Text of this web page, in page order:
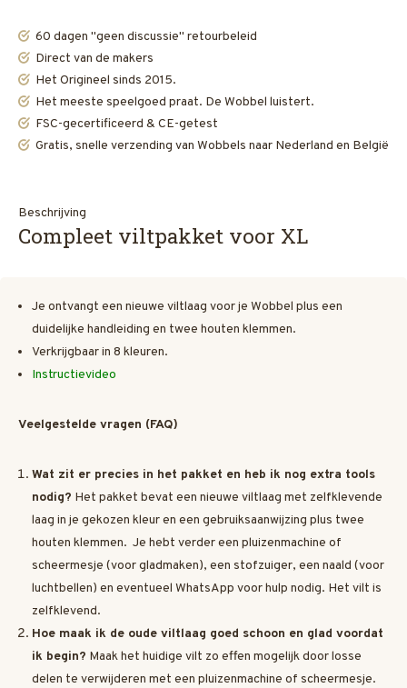
60 dagen "geen discussie" retourbeleid
Direct van de makers
Het Origineel sinds 2015.
Het meeste speelgoed praat. De Wobbel luistert.
FSC-gecertificeerd & CE-getest
Gratis, snelle verzending van Wobbels naar Nederland en België
Beschrijving
Compleet viltpakket voor XL
Je ontvangt een nieuwe viltlaag voor je Wobbel plus een
duidelijke handleiding en twee houten klemmen.
Verkrijgbaar in 8 kleuren.
Instructievideo
Veelgestelde vragen (FAQ)
Wat zit er precies in het pakket en heb ik nog extra tools
nodig? Het pakket bevat een nieuwe viltlaag met zelfklevende
laag in je gekozen kleur en een gebruiksaanwijzing plus twee
houten klemmen. Je hebt verder een pluizenmachine of
scheermesje (voor gladmaken), een stofzuiger, een naald (voor
luchtbellen) en eventueel WhatsApp voor hulp nodig. Het vilt is
zelfklevend.
Hoe maak ik de oude viltlaag goed schoon en glad voordat
ik begin? Maak het huidige vilt zo effen mogelijk door losse
delen te verwijderen met een pluizenmachine of scheermesje.